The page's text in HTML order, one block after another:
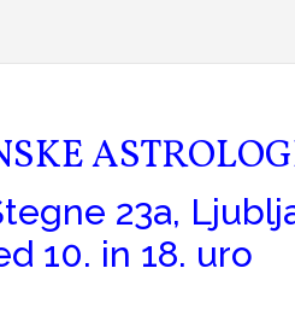
23a,
10. in 18. uro